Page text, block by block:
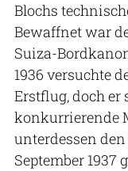
Blochs
Bewaffnet war
Suiza-
1936 versuchte
Erstflug, doch er
konkurrierende
unterdessen
September 1937